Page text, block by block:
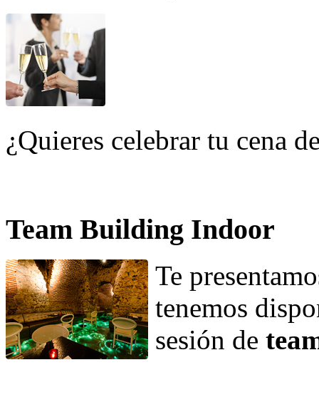
¿Quieres celebrar tu cena
Team Building Indoor
Te
tenemos
sesión de